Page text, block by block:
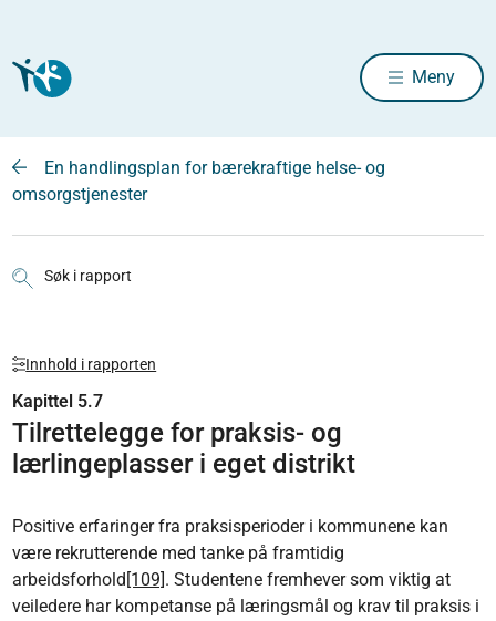
Meny
En handlingsplan for bærekraftige helse- og
omsorgstjenester
Søk i rapport
Innhold i rapporten
Kapittel 5.7
Tilrettelegge for praksis- og
lærlingeplasser i eget distrikt
Positive erfaringer fra praksisperioder i kommunene kan
være rekrutterende med tanke på framtidig
arbeidsforhold [109]. Studentene fremhever som viktig at
veiledere har kompetanse på læringsmål og krav til praksis i